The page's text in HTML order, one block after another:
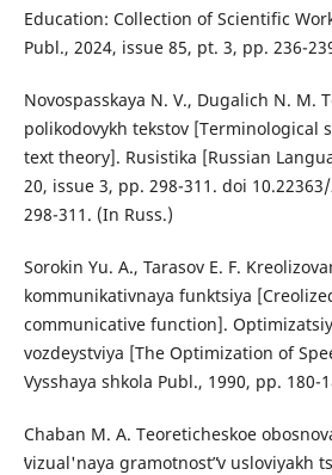
Education: Collection of Scientific
Publ., 2024, issue 85, pt. 3, pp. 236-
Novospasskaya N. V., Dugalich N. M.
polikodovykh tekstov [Terminological
text theory]. Rusistika [Russian
20, issue 3, рр. 298-311. doi
298-311. (In Russ.)
Sorokin Yu. A., Tarasov E. F.
kommunikativnaya funktsiya
communicative function].
vozdeystviya [The Optimization of
Vysshaya shkola Publ., 1990, pp. 180-
Chaban M. A. Teoreticheskoe
ʽvizual'naya gramotnostˮ v usloviyakh